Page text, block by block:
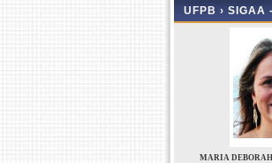
UFPB › SIGAA
MARIA